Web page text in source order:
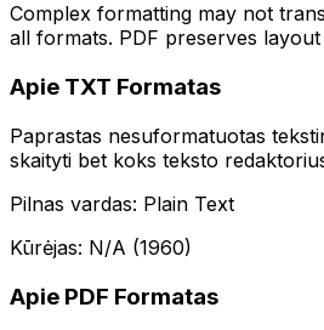
Complex formatting may not
all formats. PDF preserves layout
Apie TXT Formatas
Paprastas nesuformatuotas
skaityti bet koks teksto
Pilnas vardas: Plain Text
Kūrėjas: N/A (1960)
Apie PDF Formatas